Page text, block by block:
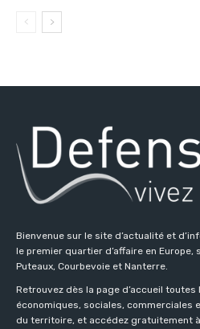
Bienvenue sur le site d’actualité et
le premier quartier d’affaire en
Puteaux, Courbevoie et Nanterre.
Retrouvez dès la page d’accueil
économiques, sociales, commerciales
du territoire, et accédez gratuitement